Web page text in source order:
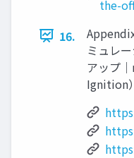
the-
16.
ミュレ
アップ
Ignition